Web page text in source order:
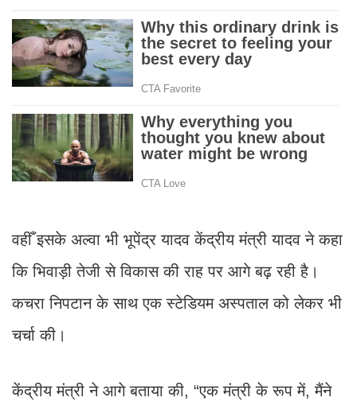
वहीँ इसके अल्वा भी भूपेंद्र यादव केंद्रीय मंत्री यादव ने कहा
कि भिवाड़ी तेजी से विकास की राह पर आगे बढ़ रही है।
कचरा निपटान के साथ एक स्टेडियम अस्पताल को लेकर भी
चर्चा की।
केंद्रीय मंत्री ने आगे बताया की, “एक मंत्री के रूप में, मैंने